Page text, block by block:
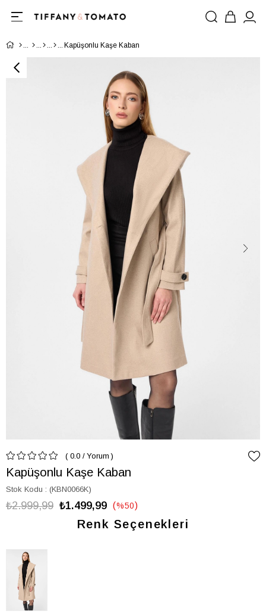
Kapüşonlu Kaşe Kaban
0.0 / Yorum
Kapüşonlu Kaşe Kaban
Stok Kodu (KBN0066K)
₺2.999,99 ₺1.499,99 %50
Renk Seçenekleri